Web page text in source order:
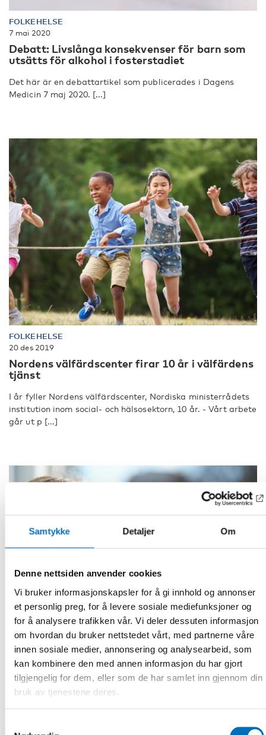
Samtykke Detaljer Om
Denne nettsiden anvender cookies
Vi bruker informasjonskapsler for å gi innhold og annonser
et personlig preg, for å levere sosiale mediefunksjoner og
for å analysere trafikken vår. Vi deler dessuten informasjon
om hvordan du bruker nettstedet vårt, med partnerne våre
innen sosiale medier, annonsering og analysearbeid, som
kan kombinere den med annen informasjon du har gjort
tilgjengelig for dem, eller som de har samlet inn gjennom din
bruk av tjenestene deres.
FOLKEHELSE
7 mai 2020
Debatt: Livslånga konsekvenser för barn som
utsätts för alkohol i fosterstadiet
Det här är en debattartikel som publicerades i Dagens
Medicin 7 maj 2020. [...]
FOLKEHELSE
20 des 2019
Nordens välfärdscenter firar 10 år i välfärdens
tjänst
I år fyller Nordens välfärdscenter, Nordiska ministerrådets
institution inom social- och hälsosektorn, 10 år. - Vårt arbete
går ut p [...]
FOLKEHELSE
25 nov 2019
Policy briefs to increase equal health in the